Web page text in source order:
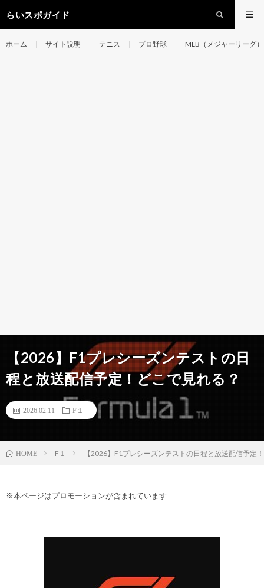
らいスポガイド
ホーム サイト説明 テニス プロ野球 MLB（メジャーリーグ）
【2026】F1プレシーズンテストの日
程と放送配信予定！どこで見れる？
2026.02.11 F１
HOME F１ 【2026】F1プレシーズンテストの日程と放送配信予定
※本ページはプロモーションが含まれています